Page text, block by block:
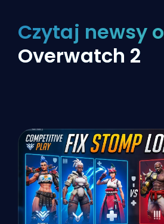
Czytaj newsy o
Overwatch 2